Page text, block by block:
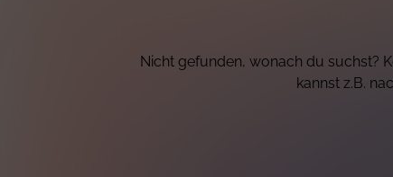
Nicht gefunden, wonach du suchst?
kannst z.B.